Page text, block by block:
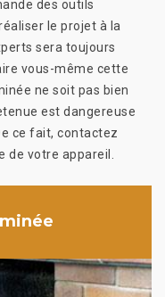
des outils
le projet à la
sera toujours
vous-même cette
ne soit pas bien
est dangereuse
ce fait, contactez
votre appareil.